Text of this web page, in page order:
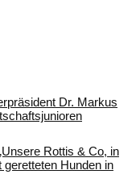
Dr. Markus
Rottis & Co, in
geretteten Hunden in